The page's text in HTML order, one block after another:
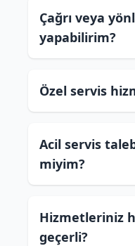
Çağrı veya
yapabilirim?
Özel servis
Acil servis
miyim?
Hizmetleriniz
geçerli?